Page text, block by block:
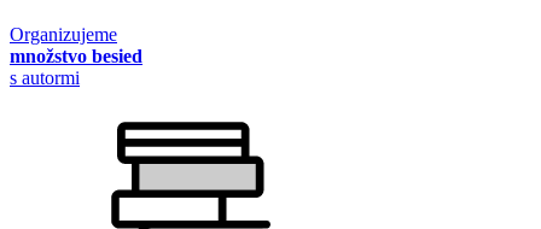
Organizujeme
množstvo besied
s autormi